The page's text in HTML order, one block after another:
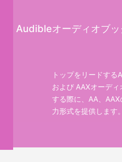
Audibleオーディオブ
トップをリードす
および AAXオーデ
する際に、AA、
力形式を提供します